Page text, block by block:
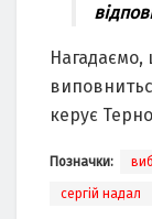
Нагадаємо,
керує
Позначки:
сергій надал